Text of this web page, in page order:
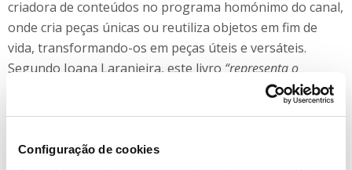
Configuração de cookies
criadora de conteúdos no programa homónimo do canal,
onde cria peças únicas ou reutiliza objetos em fim de
vida, transformando-os em peças úteis e versáteis.
Segundo Joana Laranjeira, este livro “representa o
resultado do nosso trabalho em querer ensinar e dar
ferramentas a todos para conseguirem viver melhor a sua